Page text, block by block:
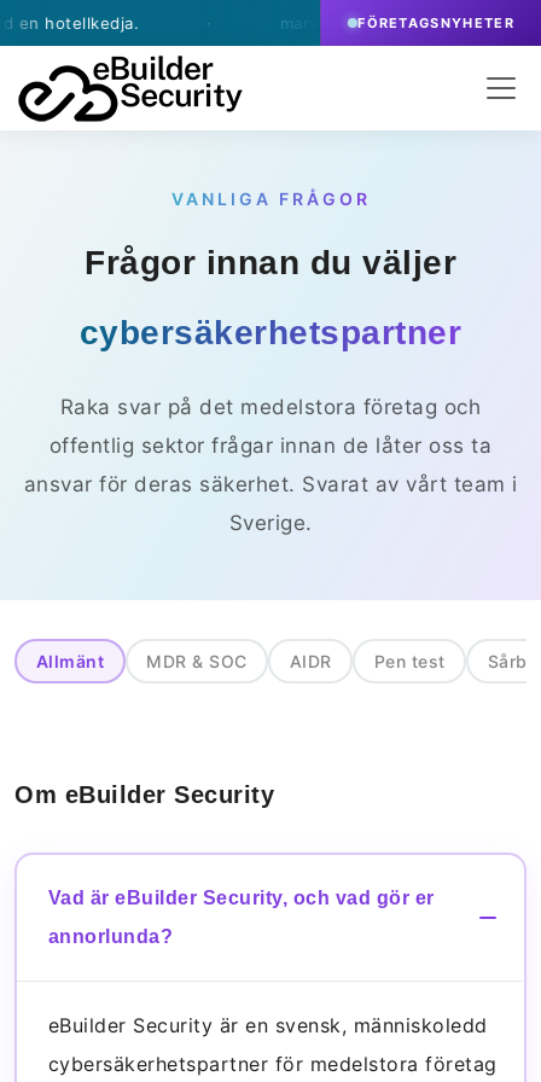
· mars 13, 2026 - eBuilder skriver avtal
FÖRETAGSNYHETER
VANLIGA FRÅGOR
Frågor innan du väljer
cybersäkerhetspartner
Raka svar på det medelstora företag och
offentlig sektor frågar innan de låter oss ta
ansvar för deras säkerhet. Svarat av vårt team i
Sverige.
Allmänt MDR & SOC AIDR Pen test
Om eBuilder Security
Vad är eBuilder Security, och vad gör er
annorlunda?
eBuilder Security är en svensk, människoledd
cybersäkerhetspartner för medelstora företag